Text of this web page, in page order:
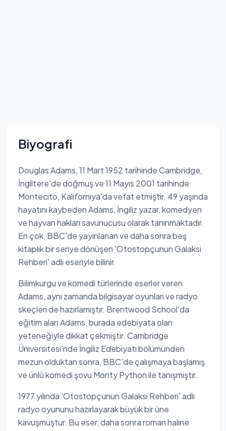
Biyografi
Douglas Adams, 11 Mart 1952 tarihinde Cambridge,
İngiltere'de doğmuş ve 11 Mayıs 2001 tarihinde
Montecito, Kaliforniya'da vefat etmiştir. 49 yaşında
hayatını kaybeden Adams, İngiliz yazar, komedyen
ve hayvan hakları savunucusu olarak tanınmaktadır.
En çok, BBC'de yayınlanan ve daha sonra beş
kitaplık bir seriye dönüşen 'Otostopçunun Galaksi
Rehberi' adlı eseriyle bilinir.
Bilimkurgu ve komedi türlerinde eserler veren
Adams, aynı zamanda bilgisayar oyunları ve radyo
skeçleri de hazırlamıştır. Brentwood School'da
eğitim alan Adams, burada edebiyata olan
yeteneğiyle dikkat çekmiştir. Cambridge
Üniversitesi'nde İngiliz Edebiyatı bölümünden
mezun olduktan sonra, BBC'de çalışmaya başlamış
ve ünlü komedi şovu Monty Python ile tanışmıştır.
1977 yılında 'Otostopçunun Galaksi Rehberi' adlı
radyo oyununu hazırlayarak büyük bir üne
kavuşmuştur. Bu eser, daha sonra roman haline